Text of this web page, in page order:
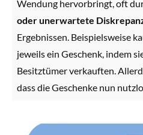
Wendung hervorbringt, oft
oder unerwartete
Ergebnissen. Beispielsweise
jeweils ein Geschenk, indem
Besitztümer verkauften.
dass die Geschenke nun